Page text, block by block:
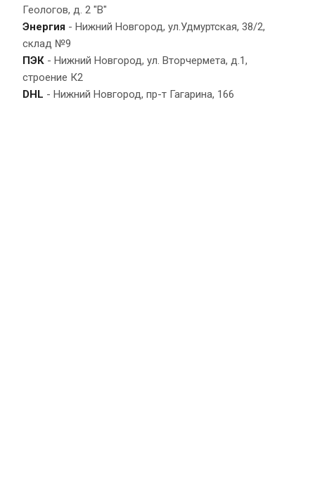
Геологов, д. 2 "В"
Энергия - Нижний Новгород, ул.Удмуртская, 38/2,
склад №9
ПЭК - Нижний Новгород, ул. Вторчермета, д.1,
строение К2
DHL - Нижний Новгород, пр-т Гагарина, 166